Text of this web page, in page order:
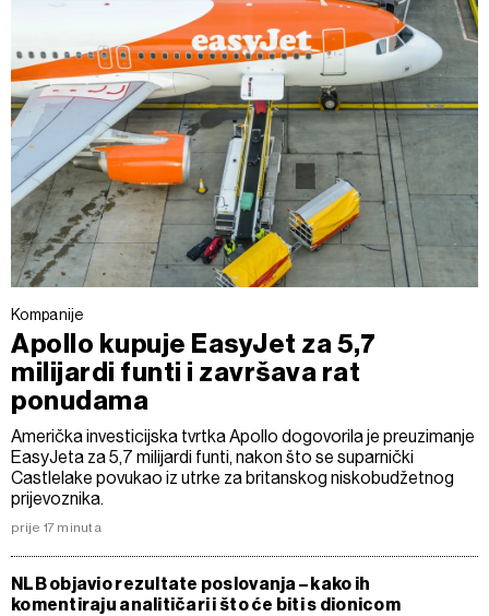
Kompanije
Apollo kupuje EasyJet za 5,7
milijardi funti i završava rat
ponudama
Američka investicijska tvrtka Apollo dogovorila je preuzimanje
EasyJeta za 5,7 milijardi funti, nakon što se suparnički
Castlelake povukao iz utrke za britanskog niskobudžetnog
prijevoznika.
prije 17 minuta
NLB objavio rezultate poslovanja – kako ih
komentiraju analitičari i što će biti s dionicom